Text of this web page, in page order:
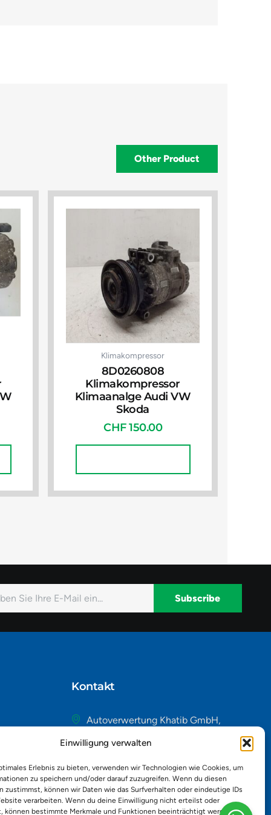
Einwilligung verwalten
Erlebnis zu bieten, verwenden wir Technologien wie Cookies, um
zu speichern und/oder darauf zuzugreifen. Wenn du diesen
zustimmst, können wir Daten wie das Surfverhalten oder eindeutige IDs
verarbeiten. Wenn du deine Einwilligung nicht erteilst oder
können bestimmte Merkmale und Funktionen beeinträchtigt werden.
Other Product
Klimakompressor
8D0260808
Klimakompressor
Klimaanalge Audi VW
Skoda
CHF150.00
Subscribe
Kontakt
Autoverwertung Khatib GmbH,
Schweiz
admin@autobuchs.ch
043 243 50 30